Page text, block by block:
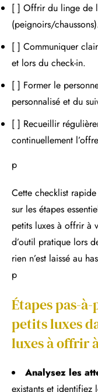
[ ] Offrir du linge de
(peignoirs/
[ ] Communiquer
et lors du check-in.
[ ] Former le
personnalisé et du
[ ] Recueillir
continuellement
p
Cette checklist
sur les étapes
petits luxes à offrir à
d’outil pratique lors
rien n’est laissé au
p
Étapes pas-
petits luxes
luxes à offrir
Analysez les
existants et identifiez